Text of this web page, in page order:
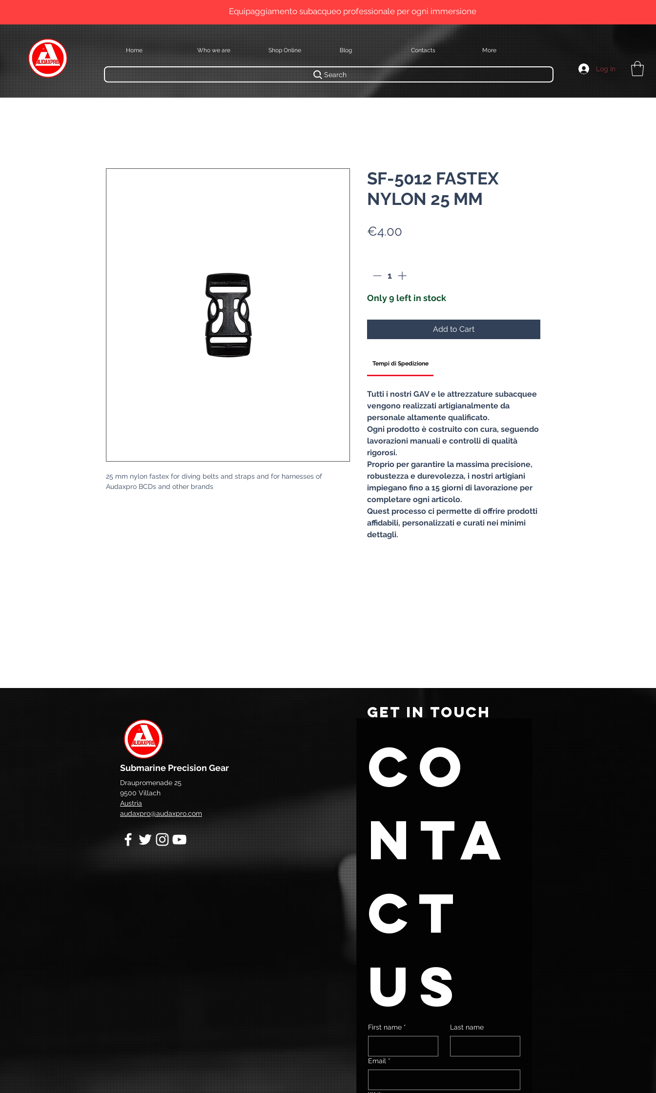
Equipaggiamento subacqueo professionale per ogni immersione
Home Who we are Shop Online Blog Contacts More
Search
Log In
25 mm nylon fastex for diving belts and straps and for harnesses of
Audaxpro BCDs and other brands
SF-5012 FASTEX
NYLON 25 MM
€4.00
Only 9 left in stock
Add to Cart
Tempi di Spedizione
Tutti i nostri GAV e le attrezzature subacquee
vengono realizzati artigianalmente da
personale altamente qualificato.
Ogni prodotto è costruito con cura, seguendo
lavorazioni manuali e controlli di qualità
rigorosi.
Proprio per garantire la massima precisione,
robustezza e durevolezza, i nostri artigiani
impiegano fino a 15 giorni di lavorazione per
completare ogni articolo.
Quest processo ci permette di offrire prodotti
affidabili, personalizzati e curati nei minimi
dettagli.
Submarine Precision Gear
Draupromenade 25
9500 Villach
Austria
audaxpro@audaxpro.com
GET IN TOUCH
Co
nta
ct
us
First name * Last name
Email *